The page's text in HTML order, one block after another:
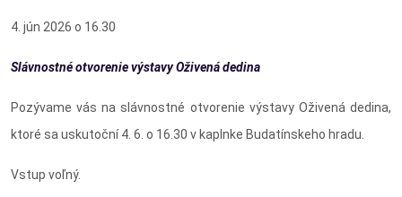
4. jún 2026 o 16.30
Slávnostné otvorenie výstavy Oživená dedina
Pozývame vás na slávnostné otvorenie výstavy Oživená dedina,
ktoré sa uskutoční 4. 6. o 16.30 v kaplnke Budatínskeho hradu.
Vstup voľný.